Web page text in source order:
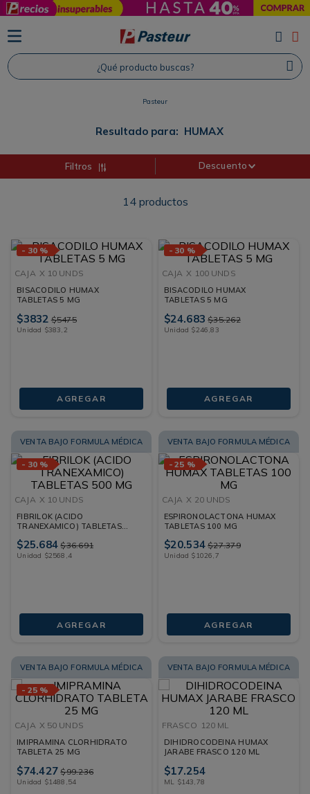
¿Qué producto buscas?
Pasteur
Resultado para: HUMAX
Filtros Descuento
14 productos
- 30 %
CAJA X 10 UNDS
BISACODILO HUMAX
TABLETAS 5 MG
$3832 $5475
Unidad $383 2
AGREGAR
- 30 %
CAJA X 100 UNDS
BISACODILO HUMAX
TABLETAS 5 MG
$24.683 $35.262
Unidad $246 ,83
AGREGAR
VENTA BAJO FORMULA MÉDICA
- 30 %
CAJA X 10 UNDS
FIBRILOK (ACIDO
TRANEXAMICO) TABLETAS
$25.684 $36.691
Unidad $2568 ,4
AGREGAR
VENTA BAJO FORMULA MÉDICA
- 25 %
CAJA X 20 UNDS
ESPIRONOLACTONA HUMAX
TABLETAS 100 MG
$20.534 $27.379
Unidad $1026,7
AGREGAR
VENTA BAJO FORMULA MÉDICA
- 25 %
CAJA X 50 UNDS
IMIPRAMINA CLORHIDRATO
TABLETA 25 MG
$74.427 $99.236
Unidad $1488 ,54
VENTA BAJO FORMULA MÉDICA
FRASCO 120 ML
DIHIDROCODEINA HUMAX
JARABE FRASCO 120 ML
$17.254
ML $143,78
TÉRMINOS MÁS BUSCADOS
1. Protector Solar
2. Proteina